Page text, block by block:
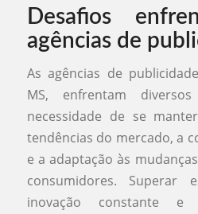
Desafios
agências de
As agências de
MS, enfrentam
necessidade de se
tendências do mercado, a
e a adaptação às
consumidores. Superar
inovação constante e